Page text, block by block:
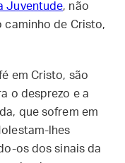
Juventude, não
caminho de Cristo,
em Cristo, são
o desprezo e a
que sofrem em
lhes
os dos sinais da